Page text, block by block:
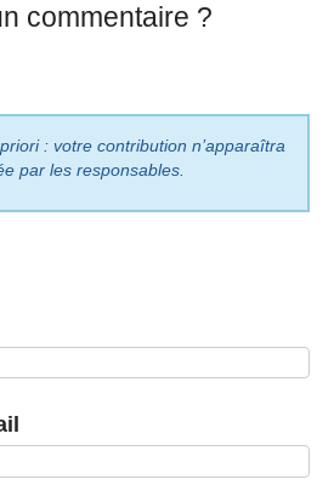
commentaire ?
: votre contribution n’apparaîtra
par les responsables.